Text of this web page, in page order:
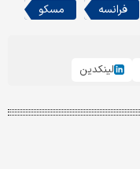
فرانسه مسکو
لینکدین